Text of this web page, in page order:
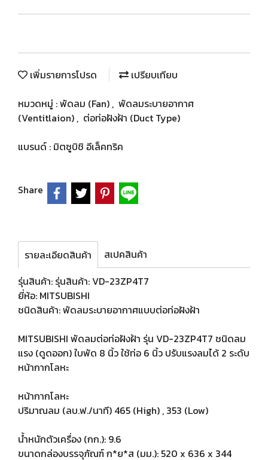
เพิ่มรายการโปรด
เปรียบเทียบ
หมวดหมู่ :พัดลม (Fan) , พัดลมระบายอากาศ
(Ventitlaion) , ต่อท่อฝังฝ้า (Duct Type)
แบรนด์ : มิตซูบิชิ อีเล็คทริค
Share
รายละเอียดสินค้า
สเปคสินค้า
รุ่นสินค้า: รุ่นสินค้า: VD-23ZP4T7
ยี่ห้อ: MITSUBISHI
ชนิดสินค้า: พัดลมระบายอากาศแบบต่อท่อฝังฝ้า
MITSUBISHI พัดลมต่อท่อฝังฝ้า รุ่น VD-23ZP4T7 ชนิดลม
แรง (ดูดออก) ใบพัด 8 นิ้ว ใช้ท่อ 6 นิ้ว ปรับแรงลมได้ 2 ระดับ
หน้ากากโลหะ
หน้ากากโลหะ
ปริมาณลม (ลบ.ฟ./นาที) 465 (High) , 353 (Low)
น้ำหนักตัวเครื่อง (กก.): 9.6
ขนาดกล่องบรรจุภัณฑ์ ก*ย*ส (มม.): 520 x 636 x 344